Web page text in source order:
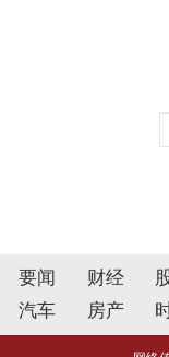
要闻 财经
汽车
房产